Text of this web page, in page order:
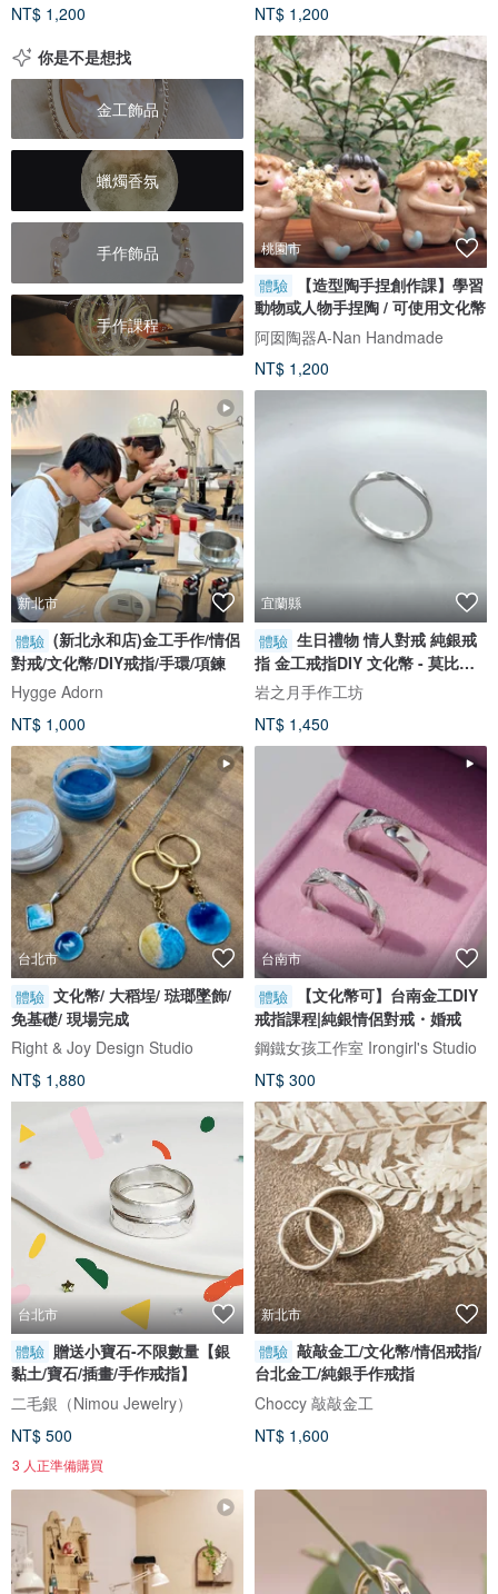
NT$ 1,200
NT$ 1,200
你是不是想找
金工飾品
蠟燭香氛
手作飾品
手作課程
桃園市
體驗
【造型陶手捏創作課】學習
動物或人物手捏陶 / 可使用文化幣
阿囡陶器A-Nan Handmade
NT$ 1,200
新北市
體驗 (新北永和店)金工手作/情侶
對戒/文化幣/DIY戒指/手環/項鍊
Hygge Adorn
NT$ 1,000
宜蘭縣
體驗 生日禮物 情人對戒 純銀戒
指 金工戒指DIY 文化幣 - 莫比烏
斯(細)
岩之月手作工坊
NT$ 1,450
台北市
體驗 文化幣/ 大稻埕/ 琺瑯墜飾/
免基礎/ 現場完成
Right & Joy Design Studio
NT$ 1,880
台南市
體驗
【文化幣可】台南金工DIY
戒指課程|純銀情侶對戒・婚戒
鋼鐵女孩工作室 Irongirl's Studio
NT$ 300
台北市
體驗 贈送小寶石-不限數量【銀
黏土/寶石/插畫/手作戒指】
二毛銀（Nimou Jewelry）
NT$ 500
3 人正準備購買
新北市
體驗 敲敲金工/文化幣/情侶戒指/
台北金工/純銀手作戒指
Choccy 敲敲金工
NT$ 1,600